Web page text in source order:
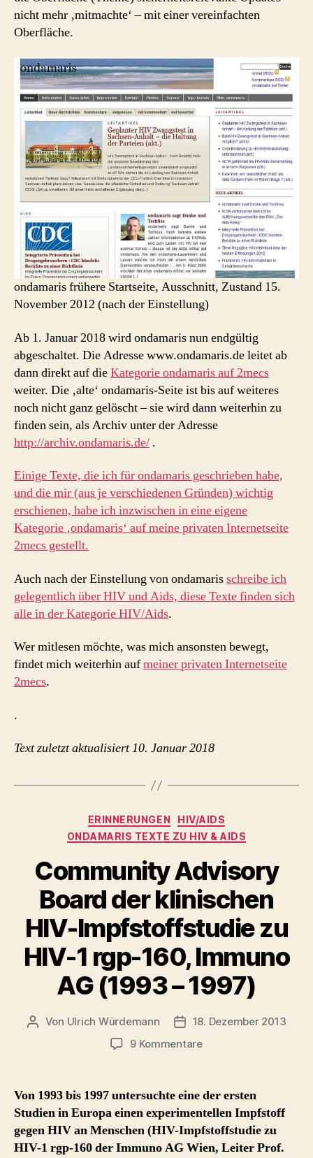
nicht mehr ‚mitmachte‘ – mit einer vereinfachten
Oberfläche.
ondamaris frühere Startseite, Ausschnitt, Zustand 15.
November 2012 (nach der Einstellung)
Ab 1. Januar 2018 wird ondamaris nun endgültig
abgeschaltet. Die Adresse www.ondamaris.de leitet ab
dann direkt auf dieKategorie ondamaris auf 2mecs
weiter. Die ‚alte‘ ondamaris-Seite ist bis auf weiteres
noch nicht ganz gelöscht – sie wird dann weiterhin zu
finden sein, als Archiv unter der Adresse
http://archiv.ondamaris.de/ .
Einige Texte, die ich für ondamaris geschrieben habe,
und die mir (aus je verschiedenen Gründen) wichtig
erschienen, habe ich inzwischen in eine eigene
Kategorie ‚ondamaris‘ auf meine privaten Internetseite
2mecs gestellt.
Auch nach der Einstellung von ondamarisschreibe ich
gelegentlich über HIV und Aids, diese Texte finden sich
alle in der Kategorie HIV/Aids.
Wer mitlesen möchte, was mich ansonsten bewegt,
findet mich weiterhin aufmeiner privaten Internetseite
2mecs.
.
Text zuletzt aktualisiert 10. Januar 2018
Kategorien
ERINNERUNGEN
HIV/AIDS
ONDAMARIS TEXTE ZU HIV & AIDS
Community Advisory
Board der klinischen
HIV-Impfstoffstudie zu
HIV-1 rgp-160, Immuno
AG (1993 – 1997)
Beitragsautor
Von Ulrich Würdemann Beitragsdatum
18. Dezember 2013
9 Kommentarezu
Board
klinischen
HIV-
Impfstoffstudie
Von 1993 bis 1997 untersuchte eine der ersten
Studien in Europa einen experimentellen Impfstoff
gegen HIV an Menschen (HIV-Impfstoffstudie zu
HIV-1 rgp-160 der Immuno AG Wien, Leiter Prof.